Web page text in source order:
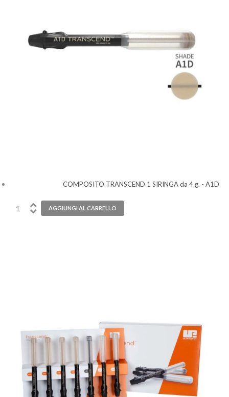
COMPOSITO TRANSCEND 1 SIRINGA da 4 g. - A1D